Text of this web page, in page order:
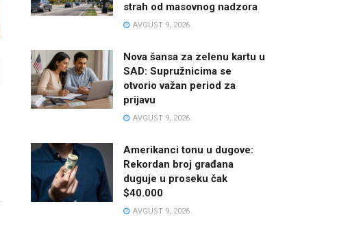
strah od masovnog nadzora
AVGUST 9, 2026
Nova šansa za zelenu kartu u
SAD: Supružnicima se
otvorio važan period za
prijavu
AVGUST 9, 2026
Amerikanci tonu u dugove:
Rekordan broj građana
duguje u proseku čak
$40.000
AVGUST 9, 2026